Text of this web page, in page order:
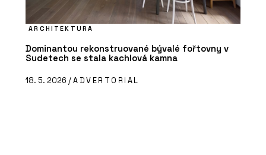
ARCHITEKTURA
Dominantou rekonstruované bývalé fořtovny v
Sudetech se stala kachlová kamna
18. 5. 2026 /ADVERTORIAL